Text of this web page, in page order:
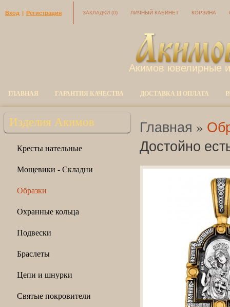
Вход | Регистрация ЗАКЛАДКИ (0) ЛИЧНЫЙ КАБИНЕТ КОРЗИНА
Акимов ювелирные
ГЛАВНАЯ ГАРАНТИЯ КАЧЕСТВА ДОСТАВКА И ОПЛАТА
Изделия Акимов
Кресты нательные
Мощевики - Складни
Образки
Охранные кольца
Подвески
Браслеты
Цепи и шнурки
Святые покровители
Главная »
Достойно